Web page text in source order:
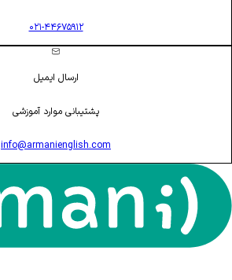
۰۲۱-۴۴۶۷۵۹۱۲
ارسال ایمیل
پشتیبانی موارد آموزشی
info@armanienglish.com